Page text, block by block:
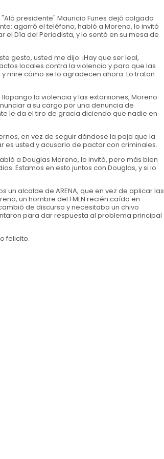
presidente" Mauricio Funes dejó colgado
agarró el teléfono, habló a Moreno, lo invitó
Día del Periodista, y lo sentó en su mesa de
gesto, usted me dijo: ¡Hay que ser leal,
locales contra la violencia y para que las
mire cómo se lo agradecen ahora: Lo tratan
la violencia y las extorsiones, Moreno
a su cargo por una denuncia de
le da el tiro de gracia diciendo que nadie en
en vez de seguir dándose la paja que la
es usted y acusarlo de pactar con criminales.
a Douglas Moreno, lo invitó, pero más bien
Estamos en esto juntos con Douglas, y si lo
alcalde de ARENA, que en vez de aplicar las
un hombre del FMLN recién caído en
de discurso y necesitaba un chivo
para dar respuesta al problema principal
felicito.